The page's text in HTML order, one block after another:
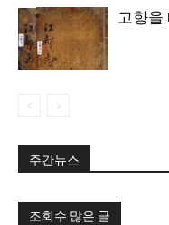
고향을
주간뉴스
조회수 많은 글